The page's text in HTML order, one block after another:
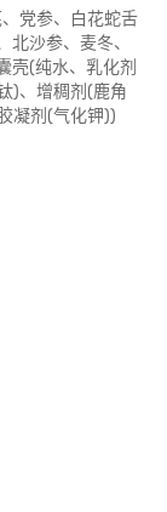
党参、白花蛇舌
沙参、麦冬、
壳(纯水、乳化剂
)、增稠剂(鹿角
凝剂(气化钾))